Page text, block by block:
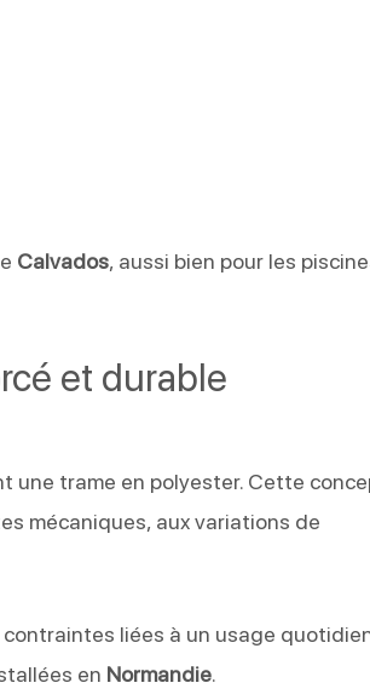
Calvados, aussi bien pour les
et durable
une trame en polyester. Cette
mécaniques, aux variations de
liées à un usage
en Normandie.